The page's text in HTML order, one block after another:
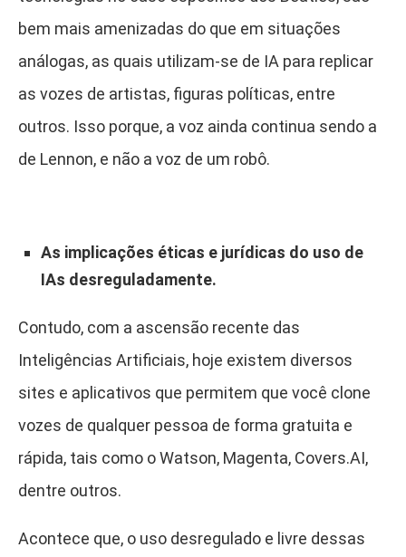
bem mais amenizadas do que em situações
análogas, as quais utilizam-se de IA para replicar
as vozes de artistas, figuras políticas, entre
outros. Isso porque, a voz ainda continua sendo a
de Lennon, e não a voz de um robô.
As implicações éticas e jurídicas do uso de
IAs desreguladamente.
Contudo, com a ascensão recente das
Inteligências Artificiais, hoje existem diversos
sites e aplicativos que permitem que você clone
vozes de qualquer pessoa de forma gratuita e
rápida, tais como o Watson, Magenta, Covers.AI,
dentre outros.
Acontece que, o uso desregulado e livre dessas